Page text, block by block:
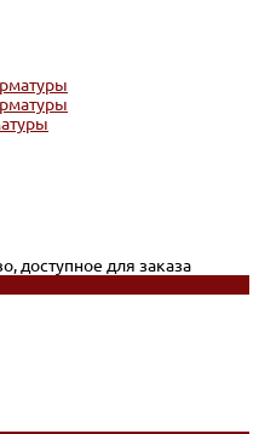
доступное для заказа